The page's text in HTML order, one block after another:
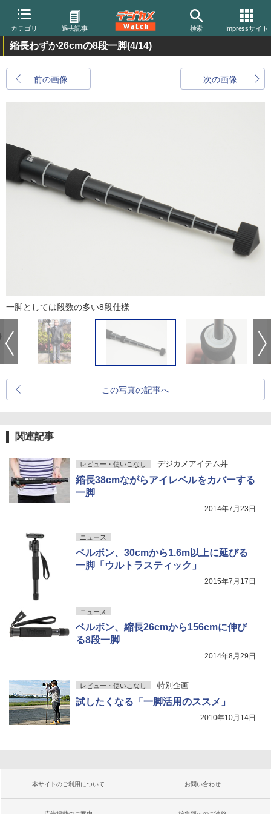
カテゴリ 過去記事 検索 Impressサイト
縮長わずか26cmの8段一脚(4/14)
前の画像 次の画像
一脚としては段数の多い8段仕様
この写真の記事へ
関連記事
レビュー・使いこなし デジカメアイテム丼
縮長38cmながらアイレベルをカバーする
一脚
2014年7月23日
ニュース
ベルボン、30cmから1.6m以上に延びる
一脚「ウルトラスティック」
2015年7月17日
ニュース
ベルボン、縮長26cmから156cmに伸び
る8段一脚
2014年8月29日
レビュー・使いこなし 特別企画
試したくなる「一脚活用のススメ」
2010年10月14日
本サイトのご利用について お問い合わせ